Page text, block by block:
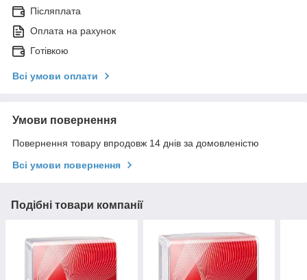
Післяплата
Оплата на рахунок
Готівкою
Всі умови оплати
Умови повернення
Повернення товару впродовж 14 днів за домовленістю
Всі умови повернення
Подібні товари компанії